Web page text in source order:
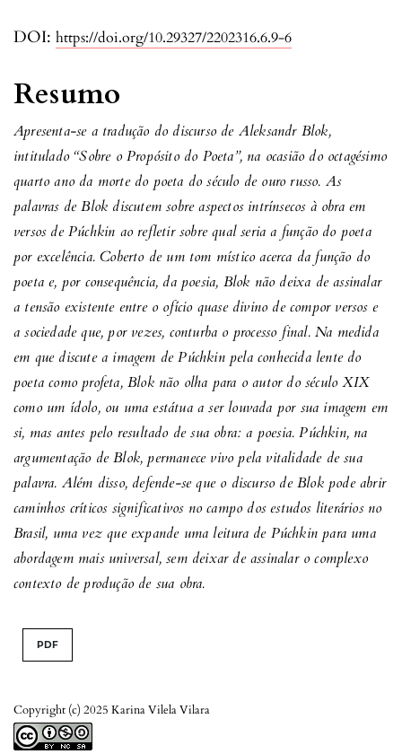
DOI: https://doi.org/10.29327/2202316.6.9-6
Copyright (c) 2025 Karina Vilela Vilara
Resumo
Apresenta-se a tradução do discurso de Aleksandr Blok,
intitulado “Sobre o Propósito do Poeta”, na ocasião do octagésimo
quarto ano da morte do poeta do século de ouro russo. As
palavras de Blok discutem sobre aspectos intrínsecos à obra em
versos de Púchkin ao refletir sobre qual seria a função do poeta
por excelência. Coberto de um tom místico acerca da função do
poeta e, por consequência, da poesia, Blok não deixa de assinalar
a tensão existente entre o ofício quase divino de compor versos e
a sociedade que, por vezes, conturba o processo final. Na medida
em que discute a imagem de Púchkin pela conhecida lente do
poeta como profeta, Blok não olha para o autor do século XIX
como um ídolo, ou uma estátua a ser louvada por sua imagem em
si, mas antes pelo resultado de sua obra: a poesia. Púchkin, na
argumentação de Blok, permanece vivo pela vitalidade de sua
palavra. Além disso, defende-se que o discurso de Blok pode abrir
caminhos críticos significativos no campo dos estudos literários no
Brasil, uma vez que expande uma leitura de Púchkin para uma
abordagem mais universal, sem deixar de assinalar o complexo
contexto de produção de sua obra.
PDF